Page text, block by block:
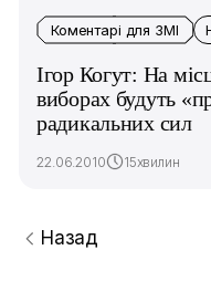
Коментарі для ЗМІ
Ігор Когут: На
виборах будуть
радикальних сил
22.06.2010 15хвилин
Назад